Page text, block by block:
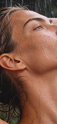
поясом,
талии. Не
длине колготки
Размер